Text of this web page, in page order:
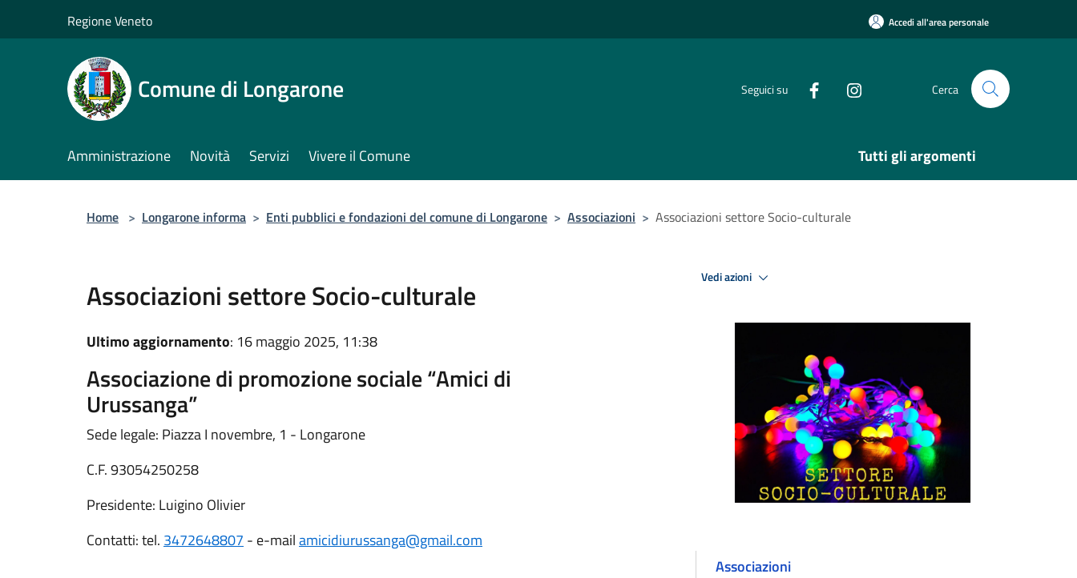
Regione Veneto Accedi all'area personale
Comune di Longarone Seguici su Cerca
Amministrazione Novità Servizi Vivere il Comune Tutti gli argomenti
Home > Longarone informa > Enti pubblici e fondazioni del comune di Longarone > Associazioni > Associazioni settore Socio-culturale
Associazioni settore Socio-culturale
Ultimo aggiornamento: 16 maggio 2025, 11:38
Associazione di promozione sociale “Amici di
Urussanga”
Sede legale: Piazza I novembre, 1 - Longarone
C.F. 93054250258
Presidente: Luigino Olivier
Contatti: tel. 3472648807 - e-mailamicidiurussanga@gmail.com
Vedi azioni
Associazioni